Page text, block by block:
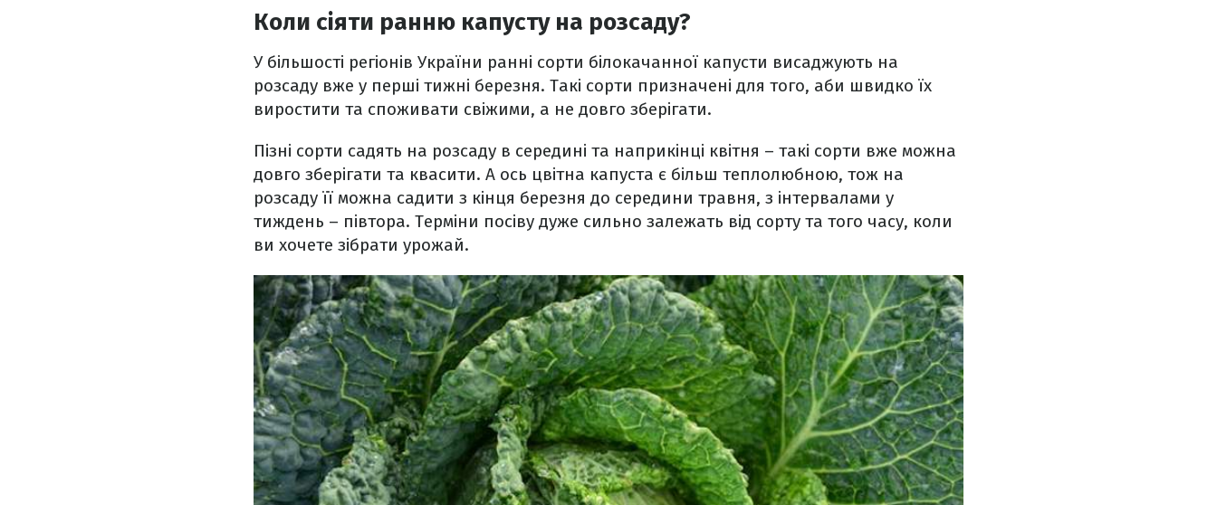
Коли сіяти ранню капусту на розсаду?
У більшості регіонів України ранні сорти білокачанної капусти висаджують на
розсаду вже у перші тижні березня. Такі сорти призначені для того, аби швидко їх
виростити та споживати свіжими, а не довго зберігати.
Пізні сорти садять на розсаду в середині та наприкінці квітня – такі сорти вже можна
довго зберігати та квасити. А ось цвітна капуста є більш теплолюбною, тож на
розсаду її можна садити з кінця березня до середини травня, з інтервалами у
тиждень – півтора. Терміни посіву дуже сильно залежать від сорту та того часу, коли
ви хочете зібрати урожай.